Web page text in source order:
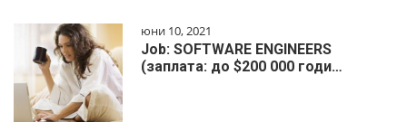
юни 10, 2021
Job: SOFTWARE ENGINEERS
(заплата: до $200 000 годи…